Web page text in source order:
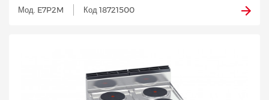
Мод. E7P2M Код 18721500